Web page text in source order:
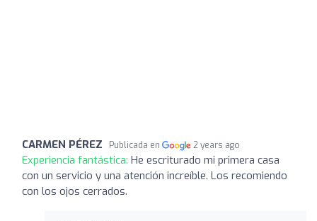
CARMEN PÉREZ Publicada en 2 years ago
Experiencia fantástica: He escriturado mi primera casa
con un servicio y una atención increíble. Los recomiendo
con los ojos cerrados.